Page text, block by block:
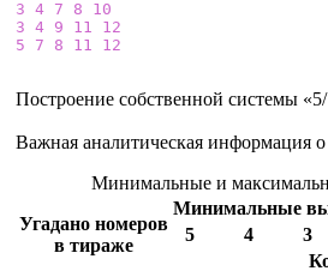
3 4 7 8
10
3 4 9 11
12
5
7 8 11 12
Построение собственной системы
Важная аналитическая информация о
Минимальные и
Угадано номеров
в тираже
Минимальные
5
4
3